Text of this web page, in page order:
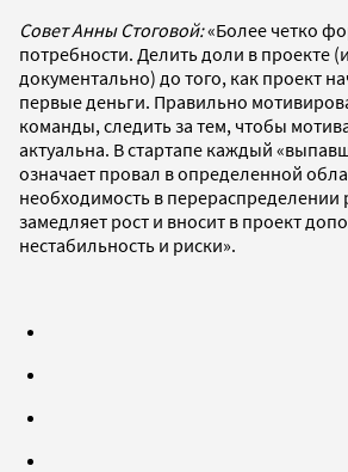
Совет Анны Стоговой:«Более четко
потребности. Делить доли в проекте
документально) до того, как проект
первые деньги. Правильно
команды, следить за тем, чтобы
актуальна. В стартапе каждый
означает провал в определенной
необходимость в перераспределении
замедляет рост и вносит в проект
нестабильность и риски».